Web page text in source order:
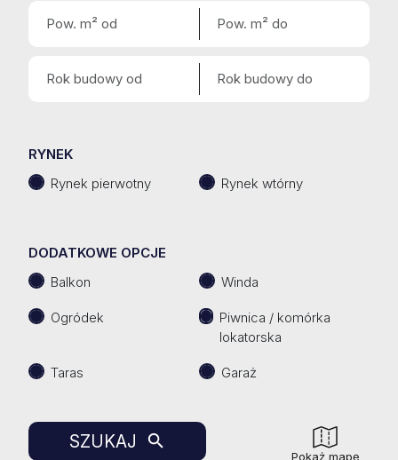
RYNEK
Rynek pierwotny
Rynek wtórny
DODATKOWE OPCJE
Balkon
Winda
Ogródek
Piwnica / komórka
lokatorska
Taras Garaż
SZUKAJ
Pokaż mapę